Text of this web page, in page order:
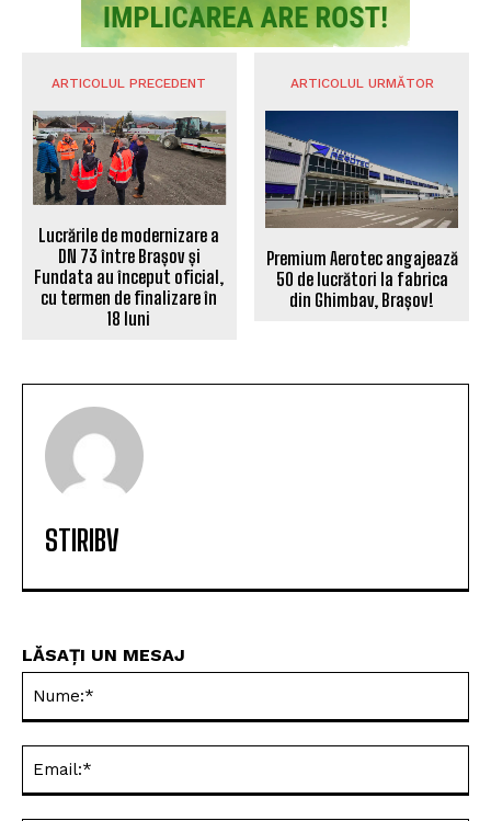
ARTICOLUL PRECEDENT
Lucrările de modernizare a
DN 73 între Brașov și
Fundata au început oficial,
cu termen de finalizare în
18 luni
ARTICOLUL URMĂTOR
Premium Aerotec angajează
50 de lucrători la fabrica
din Ghimbav, Brașov!
STIRIBV
LĂSAȚI UN MESAJ